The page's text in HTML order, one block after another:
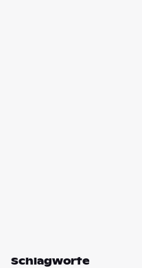
Schlagworte